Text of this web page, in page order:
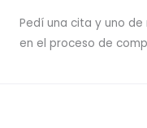
Pedí una cita y uno
en el proceso de